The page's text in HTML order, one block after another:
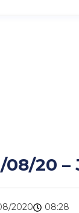
08/20 –
2020 08:28